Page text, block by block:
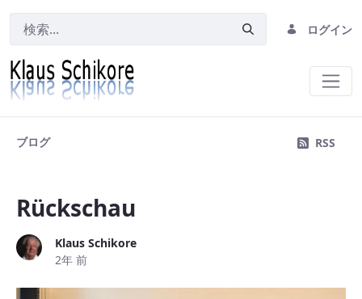
ログイン
ブログ RSS
Rückschau
Klaus Schikore
2年 前